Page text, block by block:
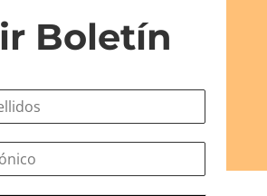
Boletín